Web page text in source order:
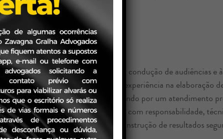
Digital.
cinco anos de atuação, dedicado à condução de audiências e
os conflitos dos clientes. Tenho experiência na elaboração
pareceres e acordos, sempre prezando por um atendimento
Acredito na advocacia feita com responsabilidade,
um trabalho sério, voltado à construção de resultados